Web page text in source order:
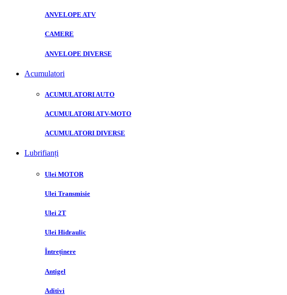
ANVELOPE ATV
CAMERE
ANVELOPE DIVERSE
Acumulatori
ACUMULATORI AUTO
ACUMULATORI ATV-MOTO
ACUMULATORI DIVERSE
Lubrifianți
Ulei MOTOR
Ulei Transmisie
Ulei 2T
Ulei Hidraulic
Întreținere
Antigel
Aditivi